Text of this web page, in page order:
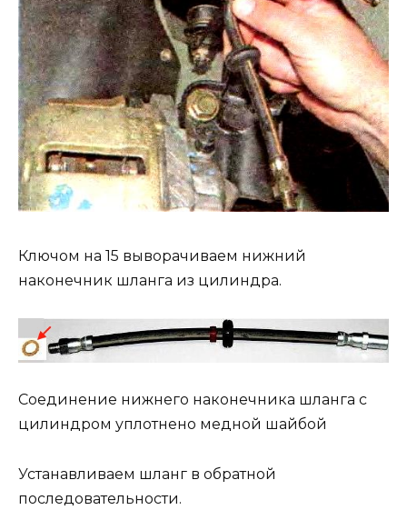
Ключом на 15 выворачиваем нижний
наконечник шланга из цилиндра.
Соединение нижнего наконечника шланга с
цилиндром уплотнено медной шайбой
Устанавливаем шланг в обратной
последовательности.